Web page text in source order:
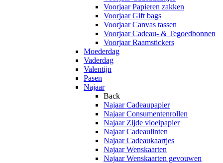
Voorjaar Papieren zakken
Voorjaar Gift bags
Voorjaar Canvas tassen
Voorjaar Cadeau- & Tegoedbonnen
Voorjaar Raamstickers
Moederdag
Vaderdag
Valentijn
Pasen
Najaar
Back
Najaar Cadeaupapier
Najaar Consumentenrollen
Najaar Zijde vloeipapier
Najaar Cadeaulinten
Najaar Cadeaukaartjes
Najaar Wenskaarten
Najaar Wenskaarten gevouwen